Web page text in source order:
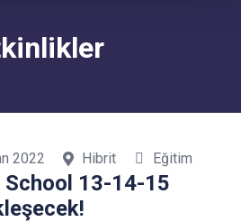
2022 Hibrit Eğitim
School 13-14-15